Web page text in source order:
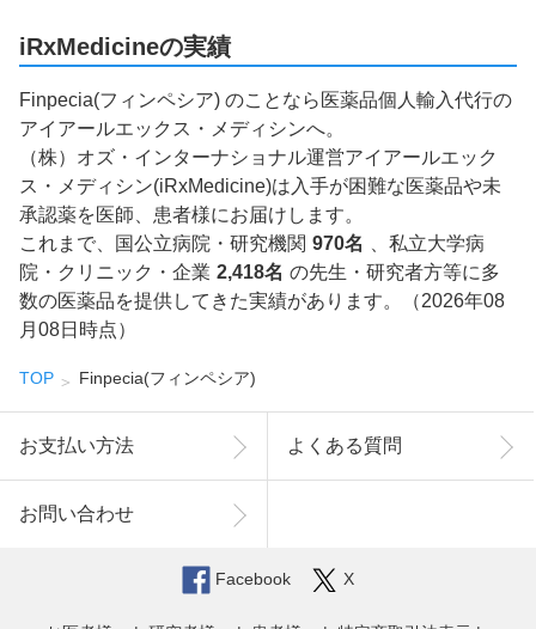
iRxMedicineの実績
Finpecia(フィンペシア) のことなら医薬品個人輸入代行の
アイアールエックス・メディシンへ。
（株）オズ・インターナショナル運営アイアールエック
ス・メディシン(iRxMedicine)は入手が困難な医薬品や未
承認薬を医師、患者様にお届けします。
これまで、国公立病院・研究機関 970名
、私立大学病
院・クリニック・企業 2,418名 の先生・研究者方等に多
数の医薬品を提供してきた実績があります。（2026年08
月08日時点）
TOP Finpecia(フィンペシア)
お支払い方法 よくある質問
お問い合わせ
Facebook X